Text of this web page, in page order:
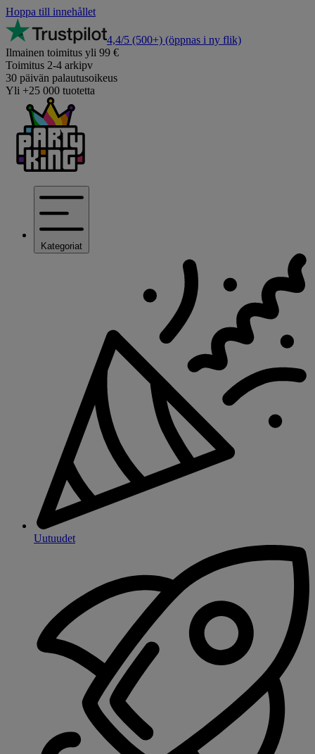
Hoppa till innehållet
4,4/5 (500+) (öppnas i ny flik)
Ilmainen toimitus yli 99 €
Toimitus 2-4 arkipv
30 päivän palautusoikeus
Yli +25 000 tuotetta
Kategoriat
Uutuudet